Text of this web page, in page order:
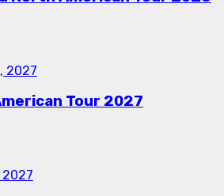
2027
Tour 2027
2027